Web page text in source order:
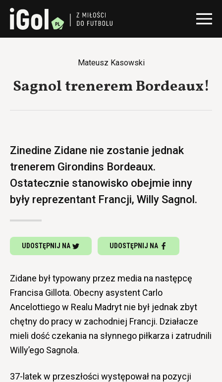
Mateusz Kasowski
Sagnol trenerem Bordeaux!
Zinedine Zidane nie zostanie jednak
trenerem Girondins Bordeaux.
Ostatecznie stanowisko obejmie inny
były reprezentant Francji, Willy Sagnol.
UDOSTĘPNIJ NA UDOSTĘPNIJ NA
Zidane był typowany przez media na następcę
Francisa Gillota. Obecny asystent Carlo
Ancelottiego w Realu Madryt nie był jednak zbyt
chętny do pracy w zachodniej Francji. Działacze
mieli dość czekania na słynnego piłkarza i zatrudnili
Willy’ego Sagnola.
37-latek w przeszłości występował na pozycji